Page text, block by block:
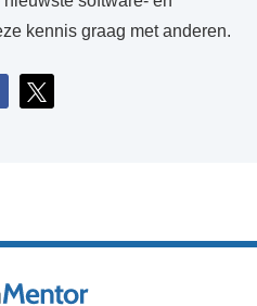
kennis graag met anderen.